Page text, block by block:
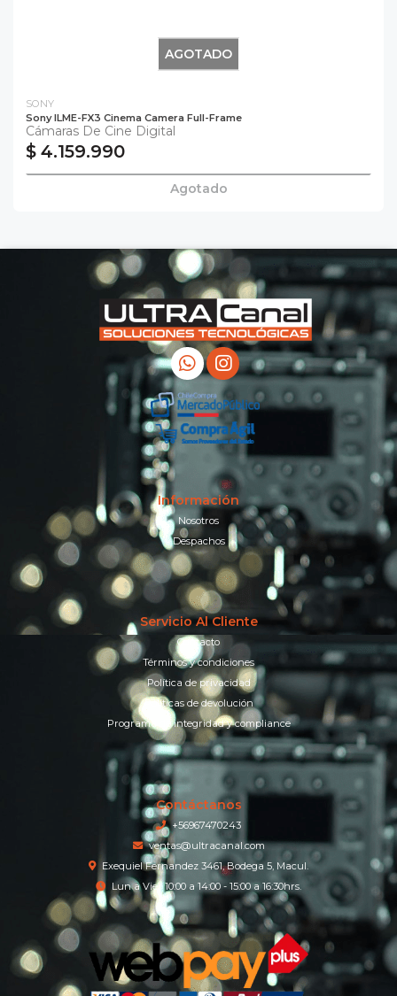
AGOTADO
SONY
Sony ILME-FX3 Cinema Camera Full-Frame
Cámaras De Cine Digital
$ 4.159.990
Agotado
Información
Nosotros
Despachos
Servicio Al Cliente
Contacto
Términos y condiciones
Política de privacidad
Políticas de devolución
Programa de integridad y compliance
Contáctanos
+56967470243
ventas@ultracanal.com
Exequiel Fernandez 3461, Bodega 5, Macul.
Lun a Vier 10:00 a 14:00 - 15:00 a 16:30hrs.